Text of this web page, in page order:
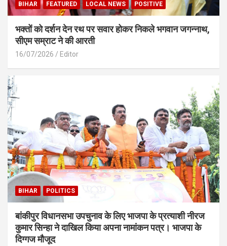
BIHAR FEATURED LOCAL NEWS POSITIVE
भक्तों को दर्शन देन रथ पर सवार होकर निकले भगवान जगन्नाथ,
सीएम सम्राट ने की आरती
16/07/2026 Editor
BIHAR POLITICS
बांकीपुर विधानसभा उपचुनाव के लिए भाजपा के प्रत्याशी नीरज
कुमार सिन्हा ने दाखिल किया अपना नामांकन पत्र। भाजपा के
दिग्गज मौजूद